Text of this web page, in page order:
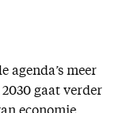
agenda’s meer
gaat verder